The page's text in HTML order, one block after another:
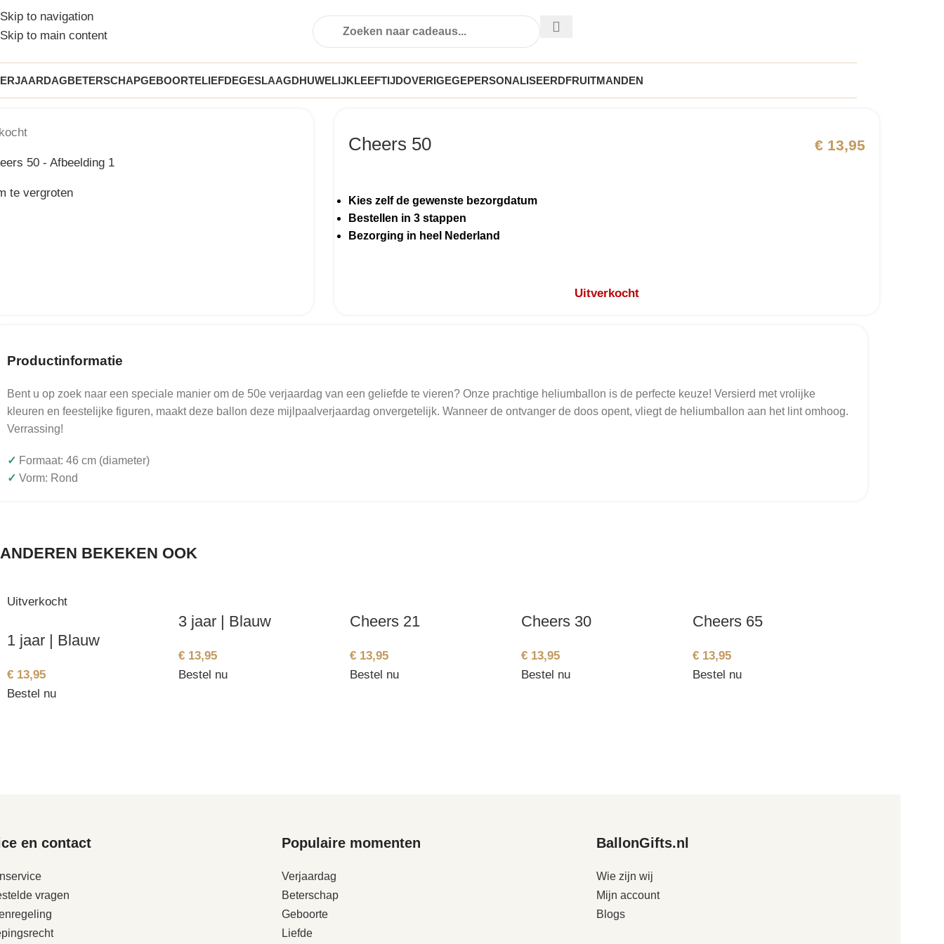
Skip to navigation
Skip to main content
BETERSCHAPGEBOORTELIEFDEGESLAAGDHUWELIJKLEEFTIJDOVERIGEGEPERSONALISEERDFRUITMANDEN
te vergroten
Cheers 50 €13,95
Kies zelf de gewenste bezorgdatum
Bestellen in 3 stappen
Bezorging in heel Nederland
Uitverkocht
Productinformatie
Bent u op zoek naar een speciale manier om de 50e verjaardag van een geliefde te vieren? Onze prachtige heliumballon is de perfecte keuze! Versierd met vrolijke
kleuren en feestelijke figuren, maakt deze ballon deze mijlpaalverjaardag onvergetelijk. Wanneer de ontvanger de doos opent, vliegt de heliumballon aan het lint omhoog.
Verrassing!
✓ Formaat: 46 cm (diameter)
✓ Vorm: Rond
ANDEREN BEKEKEN OOK
Uitverkocht
1 jaar | Blauw
€ 13,95
Bestel nu
3 jaar | Blauw
€ 13,95
Bestel nu
Cheers 21
€ 13,95
Bestel nu
Cheers 30
€ 13,95
Bestel nu
Cheers 65
€ 13,95
Bestel nu
en contact
vragen
Populaire momenten
Verjaardag
Beterschap
Geboorte
Liefde
BallonGifts.nl
Wie zijn wij
Mijn account
Blogs